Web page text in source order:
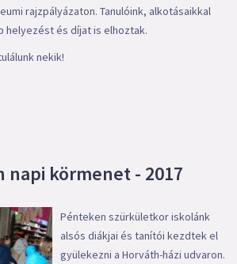
rajzpályázaton. Tanulóink, alkotásaikkal
helyezést és díjat is elhoztak.
nekik!
napi körmenet - 2017
Pénteken szürkületkor iskolánk
alsós diákjai és tanítói kezdtek el
gyülekezni a Horváth-házi udvaron.